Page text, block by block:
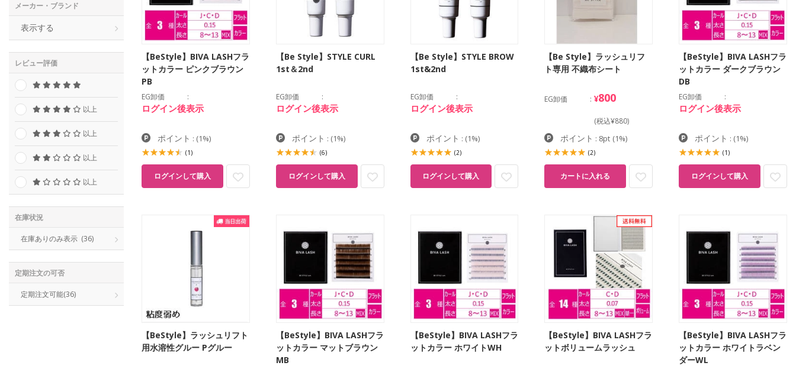
メーカー・ブランド
表示する
レビュー評価
以上
以上
以上
以上
在庫状況
在庫ありのみ表示 (36)
定期注文の可否
定期注文可能(36)
【BeStyle】BIVA LASHフラ
ットカラー ピンクブラウン
PB
EG卸価
ログイン後表示
ポイント : (1%)
(1)
ログインして購入
【Be Style】STYLE CURL
1st＆2nd
EG卸価
ログイン後表示
ポイント : (1%)
(6)
ログインして購入
【Be Style】STYLE BROW
1st&2nd
EG卸価
ログイン後表示
ポイント : (1%)
(2)
ログインして購入
【Be Style】ラッシュリフ
ト専用 不織布シート
EG卸価 ¥800
(税込¥880)
ポイント : 8pt (1%)
(2)
カートに入れる
【BeStyle】BIVA LASHフラ
ットカラー ダークブラウン
DB
EG卸価
ログイン後表示
ポイント : (1%)
(1)
ログインして購入
【BeStyle】ラッシュリフト
用水溶性グルー Pグルー
【BeStyle】BIVA LASHフラ
ットカラー マットブラウン
MB
【BeStyle】BIVA LASHフラ
ットカラー ホワイトWH
【BeStyle】BIVA LASHフラ
ットボリュームラッシュ
【BeStyle】BIVA LASHフラ
ットカラー ホワイトラベン
ダーWL